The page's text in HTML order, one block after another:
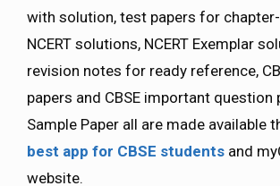
with solution, test papers for
NCERT solutions, NCERT Exemplar
revision notes for ready reference,
papers and CBSE important question
Sample Paper all are made available
best app for CBSE students and
website.